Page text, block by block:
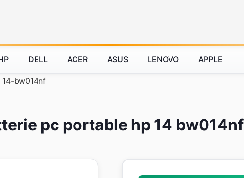
DELL ACER ASUS LENOVO APPLE
14-bw014nf
pc portable hp 14 bw014nf